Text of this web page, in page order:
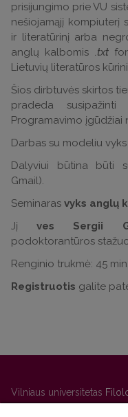
prisijungimo prie VU
nešiojamąjį kompiuterį
ir literatūrinį arba
anglų kalbomis .txt
Lietuvių literatūros
Šios dirbtuvės skirtos
pradeda
Programavimo įgūdžiai
Darbas su modeliu
Dalyviui būtina būti
Gmail).
Seminaras vyks anglų
Jįves Sergii
podoktorantūros
Renginio trukmė: 45 min.
Registruotis galite
Vilniaus universitetas
01131 Vilnius